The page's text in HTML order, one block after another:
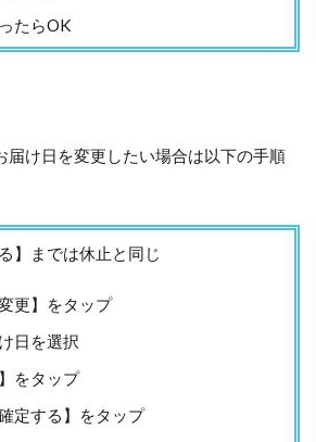
たらOK
届け日を変更したい場合は以下の手順
】までは休止と同じ
更】をタップ
日を選択
をタップ
定する】をタップ